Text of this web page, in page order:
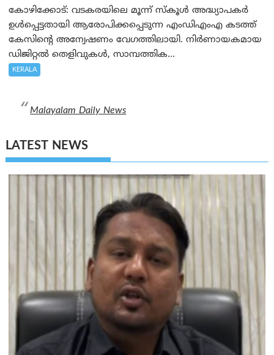
കോഴിക്കോട്: വടകരയിലെ മൂന്ന് സ്കൂൾ അദ്ധ്യാപകർ
ഉൾപ്പെട്ടതായി ആരോപിക്കപ്പെടുന്ന എംഡിഎംഎ കടത്ത്
കേസിന്റെ അന്വേഷണം വേഗത്തിലായി. നിർണായകമായ
ഡിജിറ്റൽ തെളിവുകൾ, സാമ്പത്തിക...
KERALA
Malayalam Daily News
LATEST NEWS